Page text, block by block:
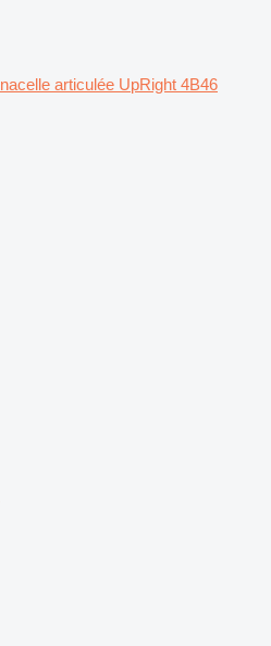
nacelle articulée UpRight 4B46